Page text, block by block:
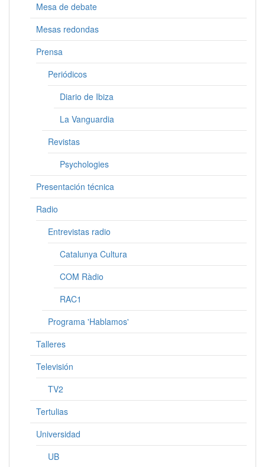
Mesa de debate
Mesas redondas
Prensa
Periódicos
Diario de Ibiza
La Vanguardia
Revistas
Psychologies
Presentación técnica
Radio
Entrevistas radio
Catalunya Cultura
COM Ràdio
RAC1
Programa 'Hablamos'
Talleres
Televisión
TV2
Tertulias
Universidad
UB